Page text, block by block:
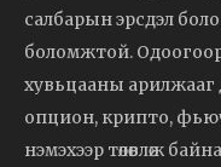
салбарын эрсдэл
боломжтой. Одоогоор
хувьцааны арилжааг
опцион, крипто,
нэмэхээр төлөвлөж